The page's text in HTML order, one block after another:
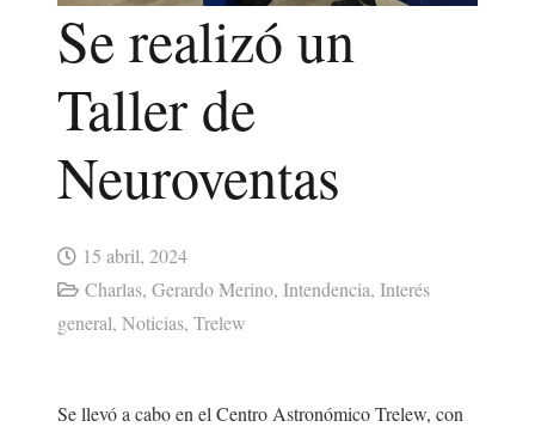
Se realizó un
Taller de
Neuroventas
15 abril, 2024
Charlas, Gerardo Merino, Intendencia, Interés
general, Noticias, Trelew
Se llevó a cabo en el Centro Astronómico Trelew, con